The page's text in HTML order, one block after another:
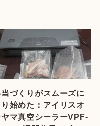
づくりがスムーズに
り始めた：アイリスオ
ヤマ真空シーラーVPF-